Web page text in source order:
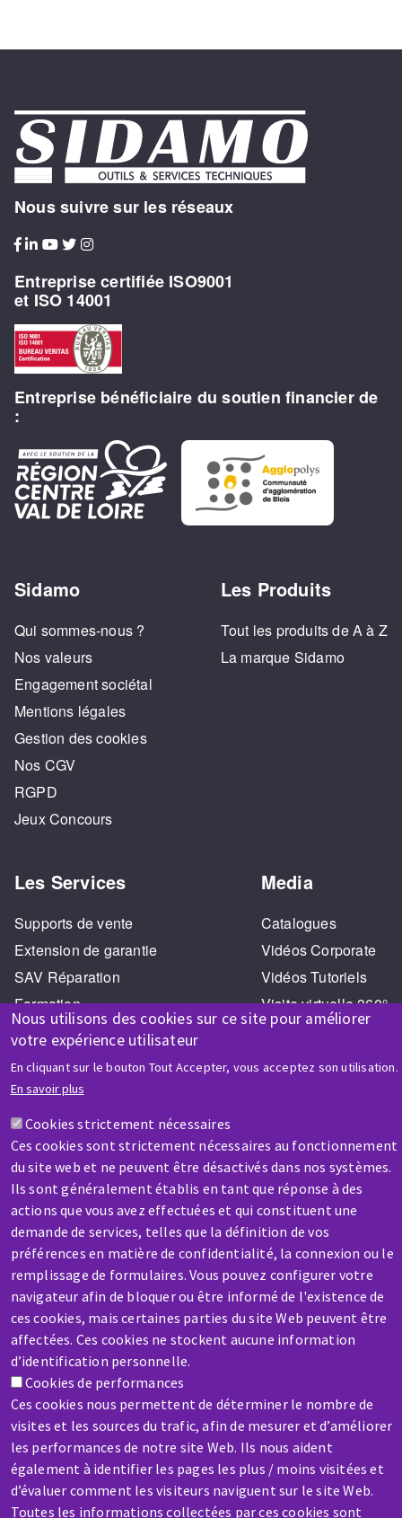
Nous utilisons des cookies sur ce site pour améliorer
votre expérience utilisateur
En cliquant sur le bouton Tout Accepter, vous acceptez son utilisation.
En savoir plus
Cookies strictement nécessaires
Ces cookies sont strictement nécessaires au fonctionnement
du site web et ne peuvent être désactivés dans nos systèmes.
Ils sont généralement établis en tant que réponse à des
actions que vous avez effectuées et qui constituent une
demande de services, telles que la définition de vos
préférences en matière de confidentialité, la connexion ou le
remplissage de formulaires. Vous pouvez configurer votre
navigateur afin de bloquer ou être informé de l'existence de
ces cookies, mais certaines parties du site Web peuvent être
affectées. Ces cookies ne stockent aucune information
d’identification personnelle.
Cookies de performances
Ces cookies nous permettent de déterminer le nombre de
visites et les sources du trafic, afin de mesurer et d’améliorer
les performances de notre site Web. Ils nous aident
également à identifier les pages les plus / moins visitées et
d’évaluer comment les visiteurs naviguent sur le site Web.
Toutes les informations collectées par ces cookies sont
Nous suivre sur les réseaux
Entreprise certifiée ISO9001
et ISO 14001
Entreprise bénéficiaire du soutien financier de
:
Sidamo
Qui sommes-nous ?
Nos valeurs
Engagement sociétal
Mentions légales
Gestion des cookies
Nos CGV
RGPD
Jeux Concours
Les Produits
Tout les produits de A à Z
La marque Sidamo
Les Services
Supports de vente
Extension de garantie
SAV Réparation
Formation
Media
Catalogues
Vidéos Corporate
Vidéos Tutoriels
Visite virtuelle 360°
AIDE & CONTACT
Une question ? Un renseignement ?
Contactez-nous
SAV / RÉPARATION
Une machine cassée ? En panne ?
Contactez-nous